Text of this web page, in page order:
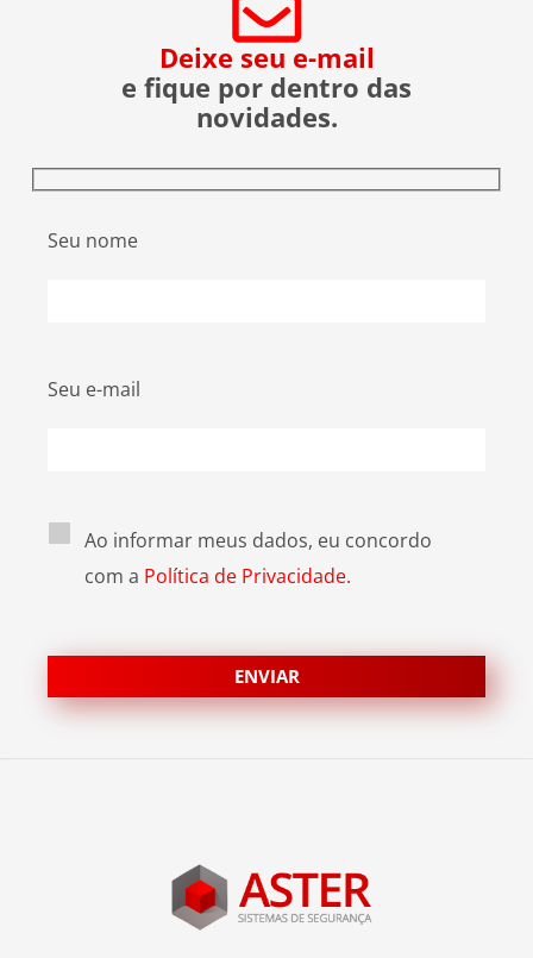
Deixe seu e-mail
e fique por dentro das
novidades.
Seu nome
Seu e-mail
Ao informar meus dados, eu concordo
com a Política de Privacidade.